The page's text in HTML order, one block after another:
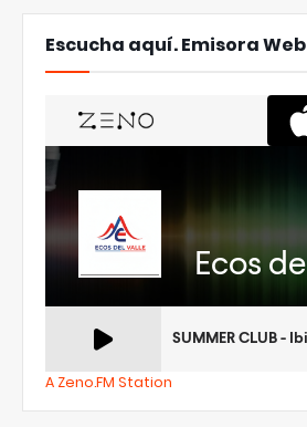
Escucha aquí. Emisora Web
A Zeno.FM Station